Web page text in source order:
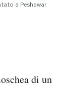
a Peshawar
di un